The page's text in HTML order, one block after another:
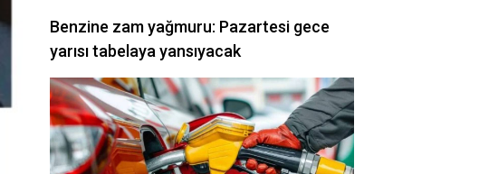
Benzine zam yağmuru: Pazartesi gece
yarısı tabelaya yansıyacak